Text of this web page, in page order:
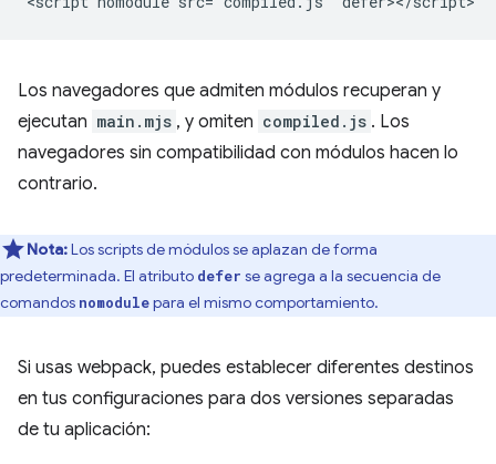
Los navegadores que admiten módulos recuperan y
ejecutan main.mjs , y omiten compiled.js . Los
navegadores sin compatibilidad con módulos hacen lo
contrario.
Nota:Los scripts de módulos se aplazan de forma
predeterminada. El atributo defer se agrega a la secuencia de
comandos nomodulepara el mismo comportamiento.
Si usas webpack, puedes establecer diferentes destinos
en tus configuraciones para dos versiones separadas
de tu aplicación: